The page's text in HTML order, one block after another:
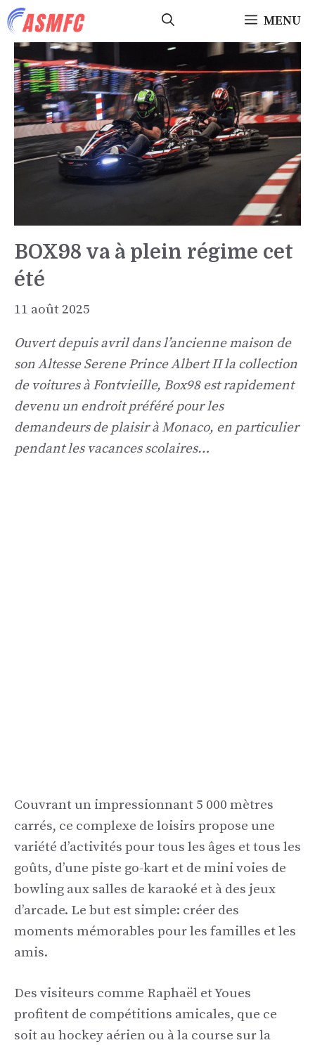
Aller
au
contenu
MENU
BOX98 va à plein régime cet
été
11 août 2025
Ouvert depuis avril dans l’ancienne maison de
son Altesse Serene Prince Albert II la collection
de voitures à Fontvieille, Box98 est rapidement
devenu un endroit préféré pour les
demandeurs de plaisir à Monaco, en particulier
pendant les vacances scolaires…
Couvrant un impressionnant 5 000 mètres
carrés, ce complexe de loisirs propose une
variété d’activités pour tous les âges et tous les
goûts, d’une piste go-kart et de mini voies de
bowling aux salles de karaoké et à des jeux
d’arcade. Le but est simple: créer des
moments mémorables pour les familles et les
amis.
Des visiteurs comme Raphaël et Youes
profitent de compétitions amicales, que ce
soit au hockey aérien ou à la course sur la